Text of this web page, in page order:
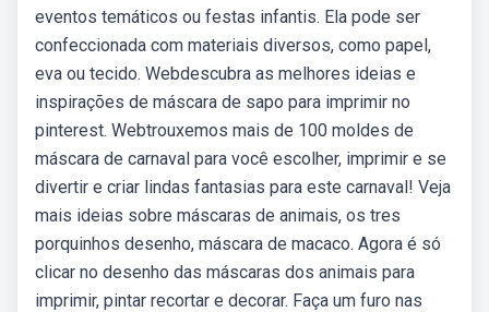
eventos temáticos ou festas infantis. Ela pode ser
confeccionada com materiais diversos, como papel,
eva ou tecido. Webdescubra as melhores ideias e
inspirações de máscara de sapo para imprimir no
pinterest. Webtrouxemos mais de 100 moldes de
máscara de carnaval para você escolher, imprimir e se
divertir e criar lindas fantasias para este carnaval! Veja
mais ideias sobre máscaras de animais, os tres
porquinhos desenho, máscara de macaco. Agora é só
clicar no desenho das máscaras dos animais para
imprimir, pintar recortar e decorar. Faça um furo nas